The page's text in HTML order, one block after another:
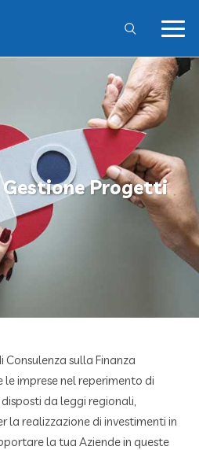
Gestione Progetti
sulla Finanza
imprese nel reperimento di
da leggi regionali,
la realizzazione di investimenti in
la tua Aziende in queste